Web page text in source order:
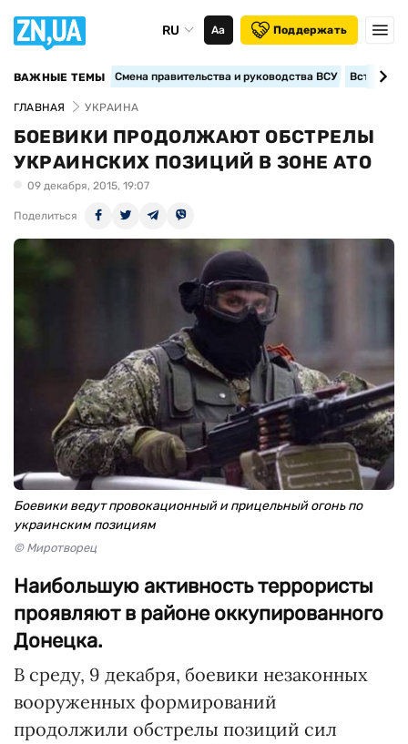
RU Аа Поддержать
ВАЖНЫЕ ТЕМЫ Смена правительства и руководства ВСУ
ГЛАВНАЯ УКРАИНА
БОЕВИКИ ПРОДОЛЖАЮТ ОБСТРЕЛЫ
УКРАИНСКИХ ПОЗИЦИЙ В ЗОНЕ АТО
09 декабря, 2015, 19:07
Поделиться
Боевики ведут провокационный и прицельный огонь по
украинским позициям
© Миротворец
Наибольшую активность террористы
проявляют в районе оккупированного
Донецка.
В среду, 9 декабря, боевики незаконных
вооруженных формирований
продолжили обстрелы позиций сил